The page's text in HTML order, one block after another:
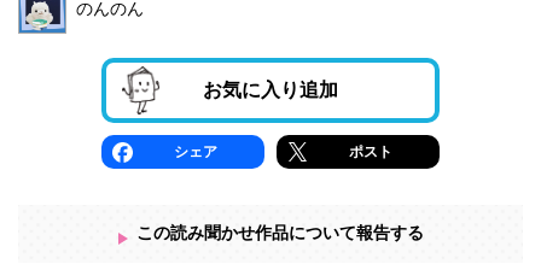
のんのん
お気に入り追加
シェア ポスト
この読み聞かせ作品について報告する